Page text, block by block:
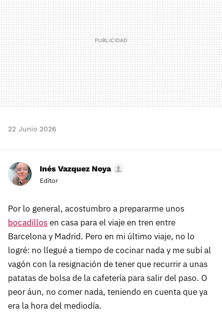
22 Junio 2026
Inés Vazquez Noya
Editor
Por lo general, acostumbro a prepararme unos
bocadillosen casa para el viaje en tren entre
Barcelona y Madrid. Pero en mi último viaje, no lo
logré: no llegué a tiempo de cocinar nada y me subí al
vagón con la resignación de tener que recurrir a unas
patatas de bolsa de la cafetería para salir del paso. O
peor áun, no comer nada, teniendo en cuenta que ya
era la hora del mediodía.